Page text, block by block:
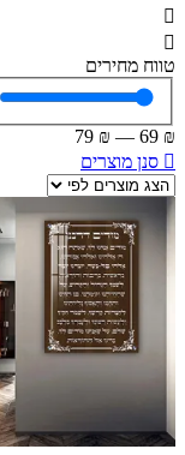
טווח מחירים
₪
69
—
₪
79
סנן מוצרים